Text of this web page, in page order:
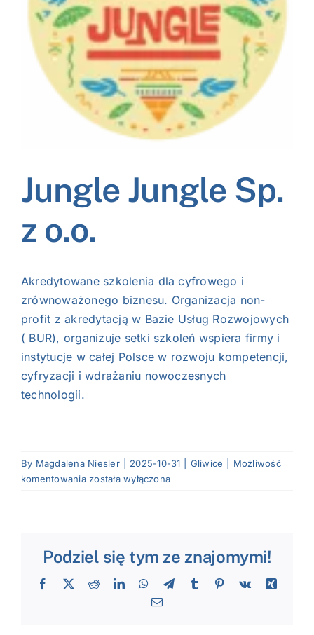
NASI EKSPERCI
GALERIA
SĄD ARBITRAŻOWY
KONTAKT
Jungle Jungle Sp.
z o.o.
Akredytowane szkolenia dla cyfrowego i
zrównoważonego biznesu. Organizacja non-
profit z akredytacją w Bazie Usług Rozwojowych
( BUR), organizuje setki szkoleń wspiera firmy i
instytucje w całej Polsce w rozwoju kompetencji,
cyfryzacji i wdrażaniu nowoczesnych
technologii.
By Magdalena Niesler 2025-10-31 Gliwice
Możliwość
komentowania Jungle
została wyłączona
Podziel się tym ze znajomymi!
Facebook
X RedditLinkedInWhatsApp
TelegramTumblr Pinterest
Vk
Xing
Email